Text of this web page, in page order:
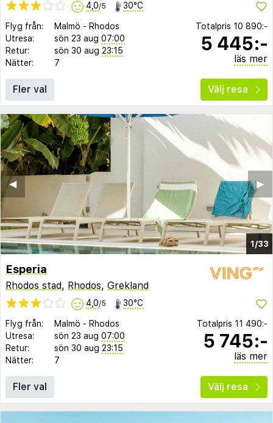
4,0/5 30°C
Flyg från: Malmö - Rhodos
Utresa:
sön 23 aug 07:00
Retur:
sön 30 aug 23:15
Nätter:
7
Totalpris 10 890:-
5 445:-
läs mer
Fler val Välj resa
1/33
▶︎
◀︎
Esperia
Rhodos stad, Rhodos, Grekland
4,0/5 30°C
Flyg från: Malmö - Rhodos
Utresa:
sön 23 aug 07:00
Retur:
sön 30 aug 23:15
Nätter:
7
Totalpris 11 490:-
5 745:-
läs mer
Fler val Välj resa